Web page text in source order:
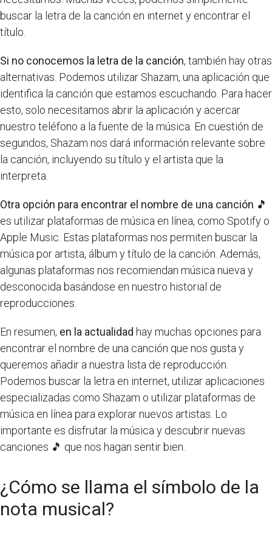
buscar la letra de la canción en internet y encontrar el
título.
Si no conocemos la letra de la canción, también hay otras
alternativas. Podemos utilizar Shazam, una aplicación que
identifica la canción que estamos escuchando. Para hacer
esto, solo necesitamos abrir la aplicación y acercar
nuestro teléfono a la fuente de la música. En cuestión de
segundos, Shazam nos dará información relevante sobre
la canción, incluyendo su título y el artista que la
interpreta.
Otra opción para encontrar el nombre de una canción 🎵
es utilizar plataformas de música en línea, como Spotify o
Apple Music. Estas plataformas nos permiten buscar la
música por artista, álbum y título de la canción. Además,
algunas plataformas nos recomiendan música nueva y
desconocida basándose en nuestro historial de
reproducciones.
En resumen, en la actualidad hay muchas opciones para
encontrar el nombre de una canción que nos gusta y
queremos añadir a nuestra lista de reproducción.
Podemos buscar la letra en internet, utilizar aplicaciones
especializadas como Shazam o utilizar plataformas de
música en línea para explorar nuevos artistas. Lo
importante es disfrutar la música y descubrir nuevas
canciones 🎵 que nos hagan sentir bien.
¿Cómo se llama el símbolo de la
nota musical?